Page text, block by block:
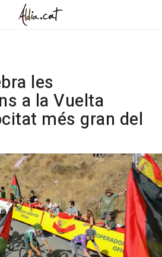
les
a la Vuelta
més gran del